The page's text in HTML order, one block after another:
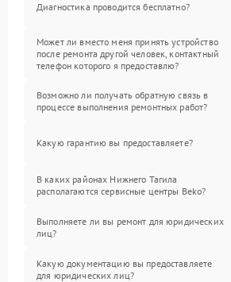
Диагностика проводится бесплатно?
Может ли вместо меня принять устройство
после ремонта другой человек, контактный
телефон которого я предоставлю?
Возможно ли получать обратную связь в
процессе выполнения ремонтных работ?
Какую гарантию вы предоставляете?
В каких районах Нижнего Тагила
располагаются сервисные центры Beko?
Выполняете ли вы ремонт для юридических
лиц?
Какую документацию вы предоставляете
для юридических лиц?